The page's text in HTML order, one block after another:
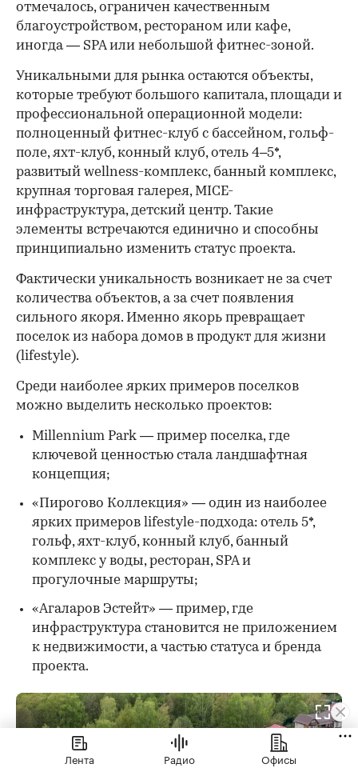
отмечалось, ограничен качественным
благоустройством, рестораном или кафе,
иногда — SPA или небольшой фитнес-зоной.
Уникальными для рынка остаются объекты,
которые требуют большого капитала, площади и
профессиональной операционной модели:
полноценный фитнес-клуб с бассейном, гольф-
поле, яхт-клуб, конный клуб, отель 4–5*,
развитый wellness-комплекс, банный комплекс,
крупная торговая галерея, MICE-
инфраструктура, детский центр. Такие
элементы встречаются единично и способны
принципиально изменить статус проекта.
Фактически уникальность возникает не за счет
количества объектов, а за счет появления
сильного якоря. Именно якорь превращает
поселок из набора домов в продукт для жизни
(lifestyle).
Среди наиболее ярких примеров поселков
можно выделить несколько проектов:
Millennium Park — пример поселка, где
ключевой ценностью стала ландшафтная
концепция;
«Пирогово Коллекция» — один из наиболее
ярких примеров lifestyle-подхода: отель 5*,
гольф, яхт-клуб, конный клуб, банный
комплекс у воды, ресторан, SPA и
прогулочные маршруты;
«Агаларов Эстейт» — пример, где
инфраструктура становится не приложением
к недвижимости, а частью статуса и бренда
проекта.
Лента Радио Офисы